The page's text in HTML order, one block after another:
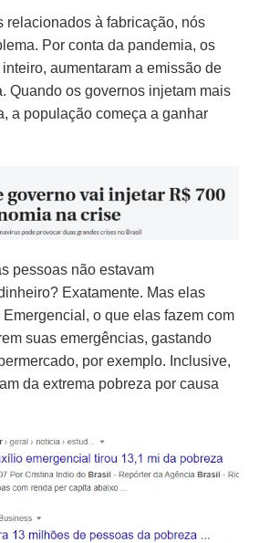
relacionados à fabricação, nós
Por conta da pandemia, os
aumentaram a emissão de
Quando os governos injetam mais
a população começa a ganhar
pessoas não estavam
Exatamente. Mas elas
o que elas fazem com
suas emergências, gastando
por exemplo. Inclusive,
da extrema pobreza por causa